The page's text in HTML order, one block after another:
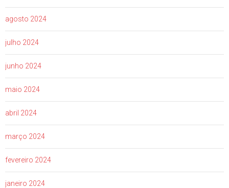
agosto 2024
julho 2024
junho 2024
maio 2024
abril 2024
março 2024
fevereiro 2024
janeiro 2024